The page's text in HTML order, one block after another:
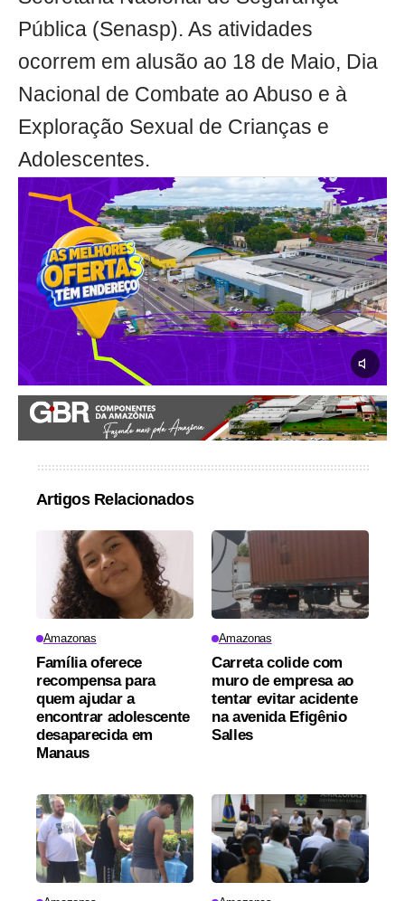
Pública (Senasp). As atividades
ocorrem em alusão ao 18 de Maio, Dia
Nacional de Combate ao Abuso e à
Exploração Sexual de Crianças e
Adolescentes.
Artigos Relacionados
Amazonas
Família oferece
recompensa para
quem ajudar a
encontrar adolescente
desaparecida em
Manaus
Amazonas
Carreta colide com
muro de empresa ao
tentar evitar acidente
na avenida Efigênio
Salles